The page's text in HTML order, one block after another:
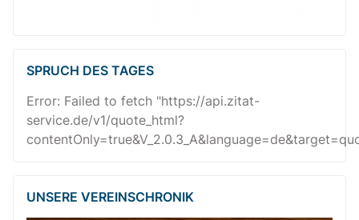
SPRUCH DES TAGES
Error: Failed to fetch "https://api.zitat-
service.de/v1/quote_html?
UNSERE VEREINSCHRONIK